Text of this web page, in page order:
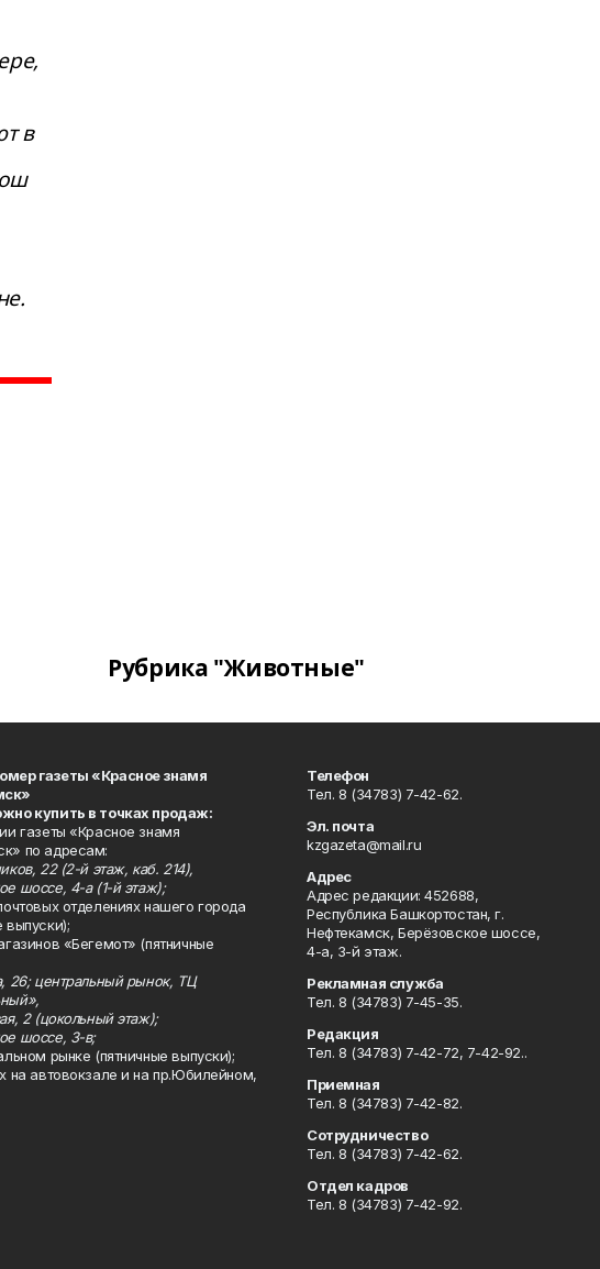
в
Рубрика "Животные"
газеты «Красное знамя
купить в точках продаж:
газеты «Красное знамя
по адресам:
22 (2-й этаж, каб. 214),
шоссе, 4-а (1-й этаж);
отделениях нашего города
выпуски);
«Бегемот» (пятничные
26; центральный рынок, ТЦ
2 (цокольный этаж);
шоссе, 3-в;
рынке (пятничные выпуски);
на автовокзале и на пр.Юбилейном,
Телефон
Тел. 8 (34783) 7-42-62.
Эл. почта
kzgazeta@mail.ru
Адрес
Адрес редакции: 452688,
Республика Башкортостан, г.
Нефтекамск, Берёзовское шоссе,
4-а, 3-й этаж.
Рекламная служба
Тел. 8 (34783) 7-45-35.
Редакция
Тел. 8 (34783) 7-42-72, 7-42-92..
Приемная
Тел. 8 (34783) 7-42-82.
Сотрудничество
Тел. 8 (34783) 7-42-62.
Отдел кадров
Тел. 8 (34783) 7-42-92.